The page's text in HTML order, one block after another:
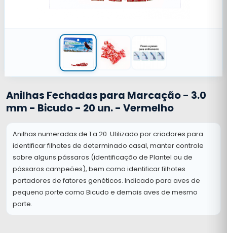
Anilhas Fechadas para Marcação - 3.0
mm - Bicudo - 20 un. - Vermelho
Anilhas numeradas de 1 a 20. Utilizado por criadores para
identificar filhotes de determinado casal, manter controle
sobre alguns pássaros (identificação de Plantel ou de
pássaros campeões), bem como identificar filhotes
portadores de fatores genéticos. Indicado para aves de
pequeno porte como Bicudo e demais aves de mesmo
porte.